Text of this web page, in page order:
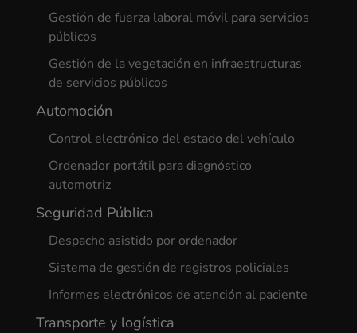
Gestión de fuerza laboral móvil para servicios
públicos
Gestión de la vegetación en infraestructuras
de servicios públicos
Automoción
Control electrónico del estado del vehículo
Ordenador portátil para diagnóstico
automotriz
Seguridad Pública
Despacho asistido por ordenador
Sistema de gestión de registros policiales
Informes electrónicos de atención al paciente
Transporte y logística